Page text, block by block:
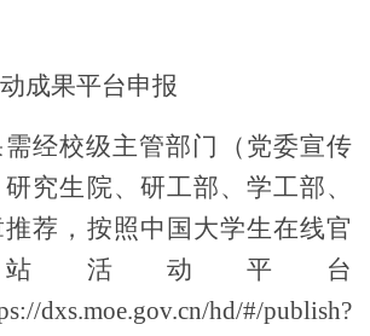
动成果平台申报
经校级主管部门（党委宣传
究生院、研工部、学工部、
荐，按照中国大学生在线官
活动平台
dxs.moe.gov.cn/hd/#/publish?